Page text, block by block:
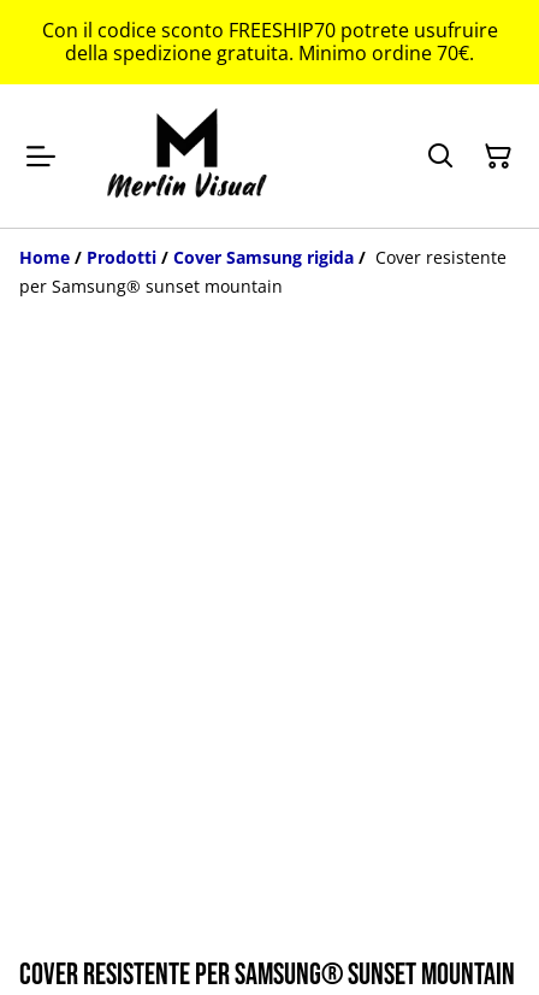
Con il codice sconto FREESHIP70 potrete usufruire
della spedizione gratuita. Minimo ordine 70€.
Home / Prodotti / Cover Samsung rigida / Cover resistente
per Samsung® sunset mountain
Cover resistente per Samsung® sunset mountain